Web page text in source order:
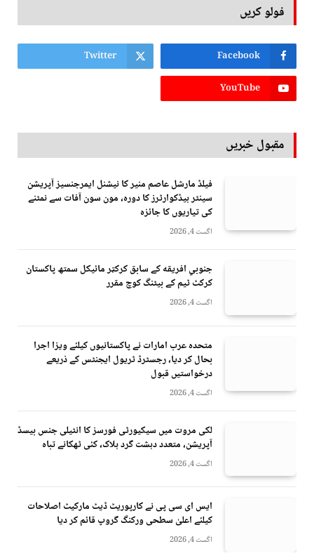
فولو کریں
Facebook
Twitter
YouTube
مقبول خبریں
فیلڈ مارشل عاصم منیر کا نیشنل ایمرجنسیز آپریشن
سینٹر ہیڈکوارٹرز کا دورہ، مون سون آفات سے نمٹنے
کی تیاریوں کا جائزہ
اگست 4, 2026
جنوبي افريقه کے سابق کرکټر مائیکل سمتھ پاکستان
کرکٹ ٹیم کے بیٹنگ کوچ مقرر
اگست 4, 2026
متحدہ عرب امارات نے پاکستانیوں کیلئے ویزا اجرا
بحال کر دیا، رجسٹرڈ ٹریول ایجنٹس کے ذریعے
درخواستیں قبول
اگست 4, 2026
لکی مروت میں سیکیورٹی فورسز کا انٹیلی جنس بیسڈ
آپریشن، متعدد دہشت گرد ہلاک، کئی ٹھکانے تباہ
اگست 4, 2026
ایس ای سی پی نے کارپوریٹ ڈیٹ مارکیٹ اصلاحات
کیلئے اعلیٰ سطحی ورکنگ گروپ قائم کر دیا
اگست 4, 2026